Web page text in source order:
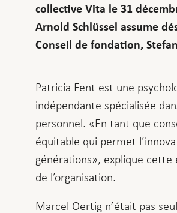
collective Vita le 31
Arnold Schlüssel assume
Conseil de fondation,
Patricia Fent est une
indépendante spécialisée
personnel. «En tant que
équitable qui permet
générations», explique
de l’organisation.
Marcel Oertig n’était pas